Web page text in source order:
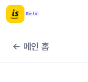
Beta
← 메인 홈